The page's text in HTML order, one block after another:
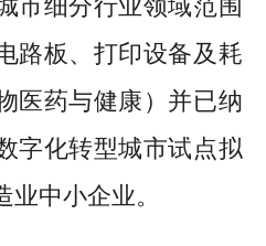
市细分行业领域范围
路板、打印设备及耗
医药与健康）并已纳
字化转型城市试点拟
中小企业。